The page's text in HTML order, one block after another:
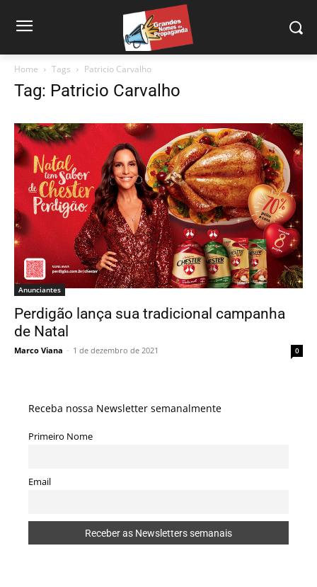
Home Tags Patricio Carvalho
Tag: Patricio Carvalho
Anunciantes
Perdigão lança sua tradicional campanha
de Natal
Marco Viana - 1 de dezembro de 2021 0
Receba nossa Newsletter semanalmente
Primeiro Nome
Email